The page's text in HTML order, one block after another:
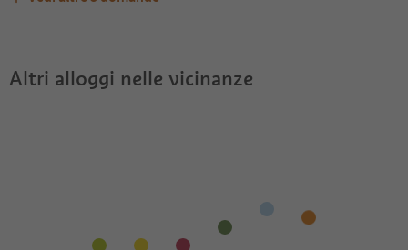
Altri alloggi nelle vicinanze